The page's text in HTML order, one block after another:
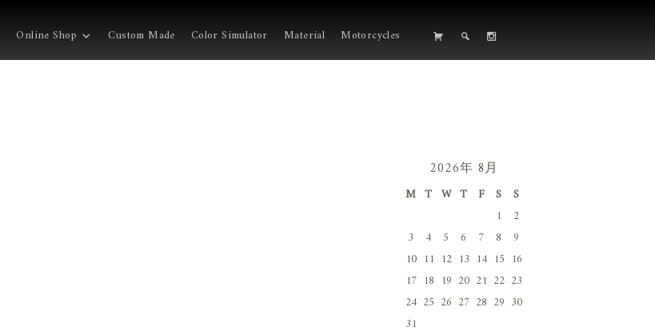
Online Shop Custom Made Color Simulator Material Motorcycles
2026年 8月
M T W T F S S
1
2
3
4 5 6 7 8
9
10 11 12 13 14 15 16
17 18 19 20 21 22 23
24 25 26 27 28 29 30
31